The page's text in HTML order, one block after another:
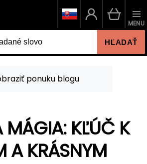
HĽADAŤ
MENU
ponuku blogu
MÁGIA: KĽÚČ K
A KRÁSNYM